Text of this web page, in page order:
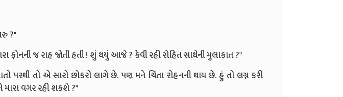
?"
ફોનની જ રાહ જોતી હતી ! શું થયું આજે ? કેવી રહી રોહિત સાથેની મુલાકાત ?"
પરથી તો એ સારો છોકરો લાગે છે. પણ મને ચિંતા રોહનની થાય છે. હું તો લગ્ન કરી
વગર રહી શકશે ?"